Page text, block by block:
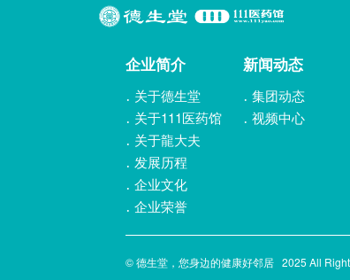
企业简介
关于德生堂
关于111医药馆
关于龍大夫
发展历程
企业文化
企业荣誉
新闻动态
集团动态
视频中心
© 德生堂，您身边的健康好邻居 2025 All